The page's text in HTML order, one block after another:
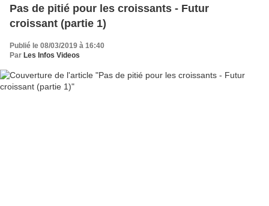
Pas de pitié pour les croissants - Futur
croissant (partie 1)
Publié le 08/03/2019 à 16:40
Par Les Infos Videos